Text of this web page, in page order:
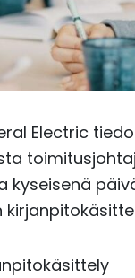
Electric
kyseisenä